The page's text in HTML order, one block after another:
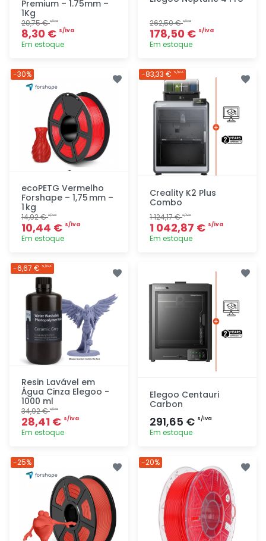
Premium – 1.75mm –
1Kg
20,75 €s/iva
8,30 € s/iva
Em estoque
262,50 €s/iva
178,50 € s/iva
Em estoque
rapidamente
ecoPETG Vermelho
Forshape – 1,75 mm –
1 kg
14,92 €s/iva
10,44 € s/iva
Em estoque
-30%
Creality K2 Plus
Combo
1 124,17 €s/iva
1 042,87 € s/iva
Em estoque
-83,33 € S/IVA
Resin Lavável em
Água Cinza Elegoo -
1000 ml
34,92 €s/iva
28,41 € s/iva
Em estoque
-6,67 € S/IVA
Elegoo Centauri
Carbon
291,65 € s/iva
Em estoque
rapidamente
-25% -20%